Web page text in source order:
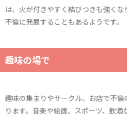
は、火が付きやすく結びつきも強く
不倫に発展することもあるようです。
趣味の場で
趣味の集まりやサークル、お店で不
ります。音楽や絵画、スポーツ、飲